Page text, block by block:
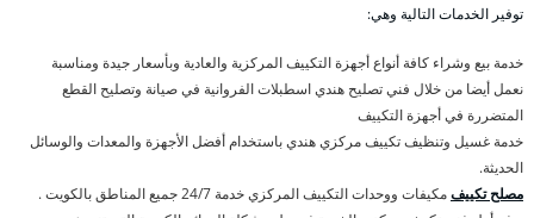
توفير الخدمات التالية وهي:
خدمة بيع وشراء كافة أنواع أجهزة التكييف المركزية والعادية وبأسعار جيدة ومناسبة
نعمل أيضا من خلال فني تصليح هندي اسطبلات الفروانية في صيانة وتصليح القطع
المتضررة في أجهزة التكييف
خدمة غسيل وتنظيف تكييف مركزي هندي باستخدام أفضل الأجهزة والمعدات والوسائل
الحديثة.
مصلح تكييفمكيفات ووحدات التكييف المركزي خدمة 24/7 جميع المناطق بالكويت .